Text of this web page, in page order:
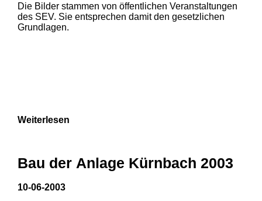
Die Bilder stammen von öffentlichen Veranstaltungen
des SEV. Sie entsprechen damit den gesetzlichen
Grundlagen.
Weiterlesen
Bau der Anlage Kürnbach 2003
10-06-2003